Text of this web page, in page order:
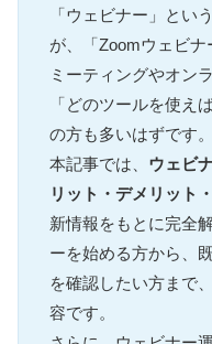
「ウェビナー」とい
が、「Zoomウェビ
ミーティングやオン
「どのツールを使え
の方も多いはずです。
本記事では、 ウェビ
リット・デメリット
新情報をもとに完全
ーを始める方から、
を確認したい方まで
容です。